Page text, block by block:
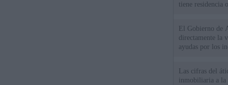
tiene residencia
El Gobierno de
directamente la
ayudas por los
Las cifras del
inmobiliaria a la